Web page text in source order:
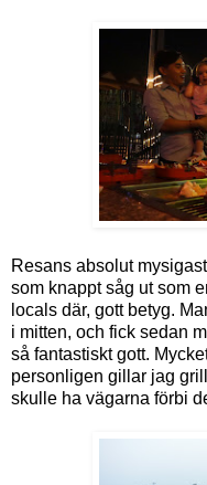
Resans absolut
som knappt såg ut som
locals där, gott betyg.
i mitten, och fick sedan
så fantastiskt gott.
personligen gillar jag
skulle ha vägarna förbi